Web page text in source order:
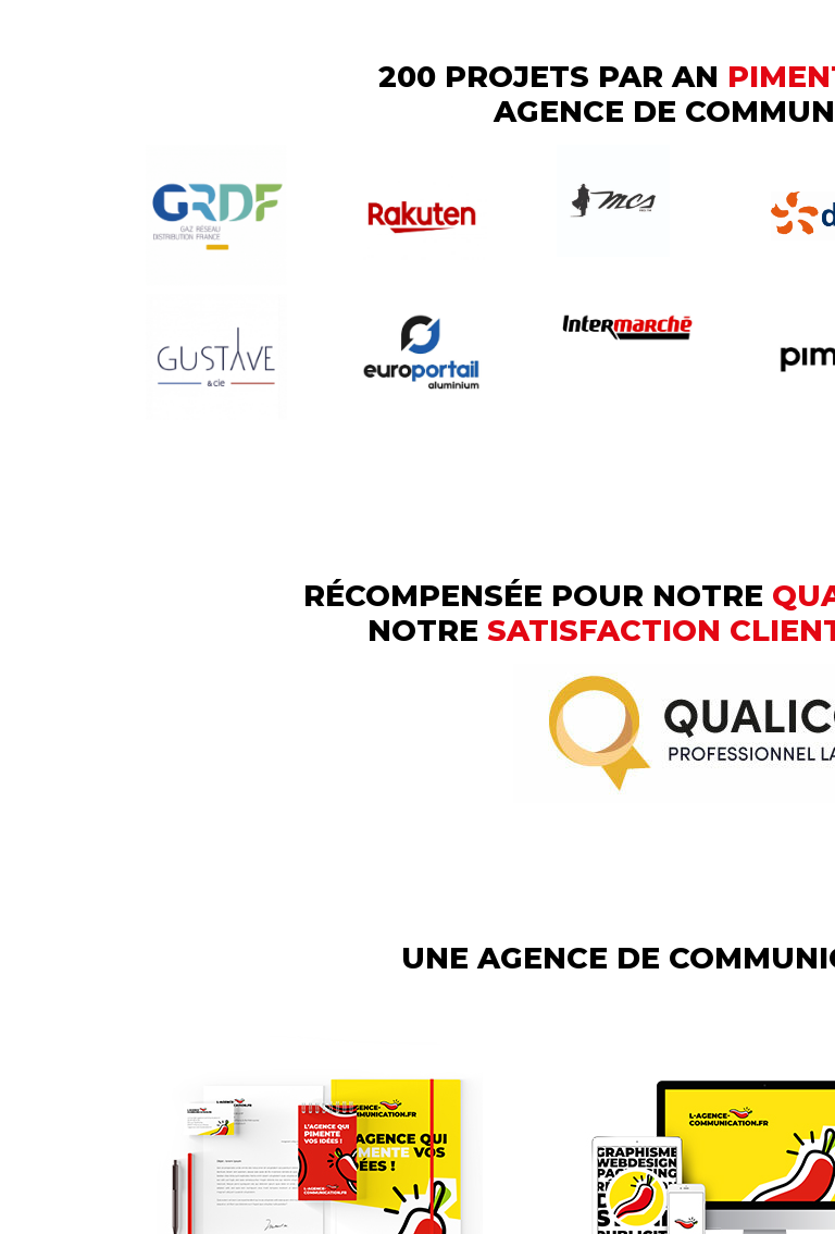
200 PROJETS PAR AN
AGENCE DE
RÉCOMPENSÉE POUR NOTRE
NOTRE SATISFACTION
UNE AGENCE DE